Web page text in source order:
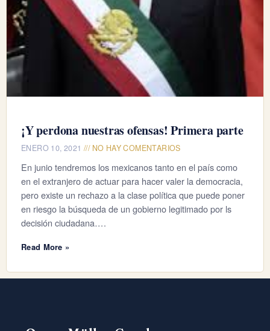
¡Y perdona nuestras ofensas! Primera parte
ENERO 10, 2021 NO HAY COMENTARIOS
En junio tendremos los mexicanos tanto en el país como
en el extranjero de actuar para hacer valer la democracia,
pero existe un rechazo a la clase política que puede poner
en riesgo la búsqueda de un gobierno legitimado por ls
decisión ciudadana….
Read More »